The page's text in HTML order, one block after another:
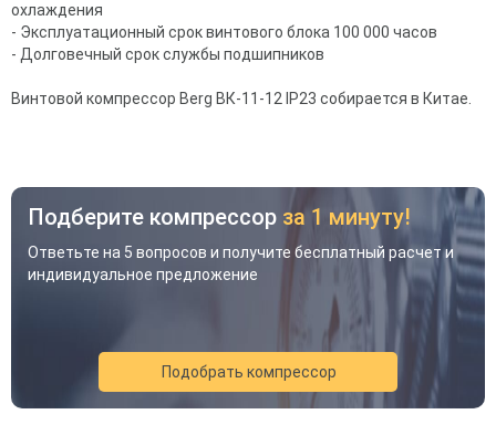
охлаждения
- Эксплуатационный срок винтового блока 100 000 часов
- Долговечный срок службы подшипников
Винтовой компрессор Berg ВК-11-12 IP23 собирается в Китае.
Подберите компрессор за 1 минуту!
Ответьте на 5 вопросов и получите бесплатный расчет и
индивидуальное предложение
Подобрать компрессор